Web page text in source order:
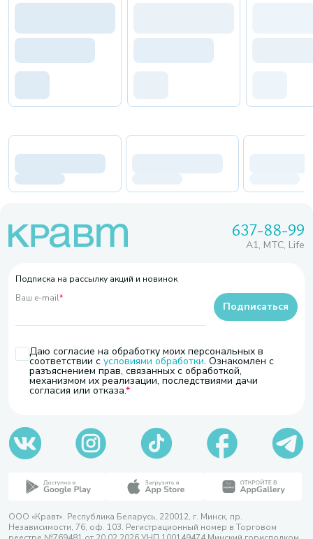
637-88-99
A1, МТС, Life
Подписка на рассылку акций и новинок
Ваш e-mail*
Даю согласие на обработку моих персональных в
соответствии с условиями обработки. Ознакомлен с
разъяснением прав, связанных с обработкой,
механизмом их реализации, последствиями дачи
согласия или отказа.
Подписаться
ООО «Кравт». Республика Беларусь, 220012, г. Минск, пр.
Независимости, 76, оф. 103. Регистрационный номер в Торговом